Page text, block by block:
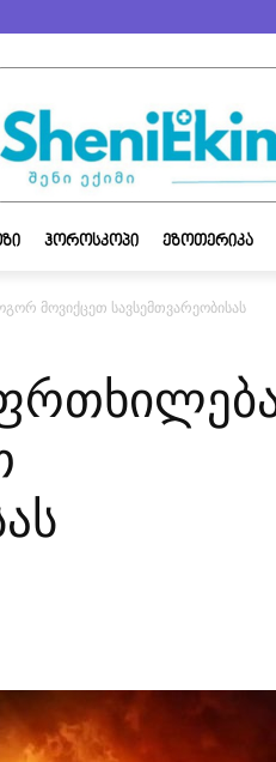
ᲰᲝᲠᲝᲡᲙᲝᲞᲘ ᲔᲖᲝᲗᲔᲠᲘᲙᲐ
მოვიქცეთ სავსემთვარეობისას